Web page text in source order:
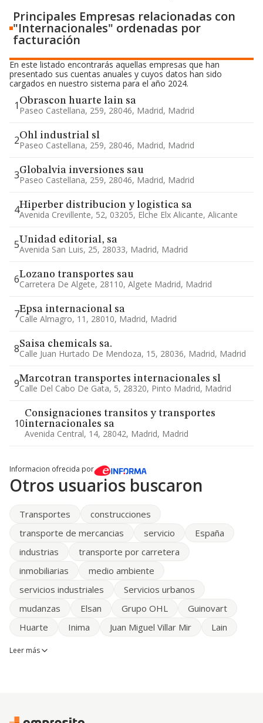
Principales Empresas relacionadas con
"Internacionales" ordenadas por
facturación
En este listado encontrarás aquellas empresas que han
presentado sus cuentas anuales y cuyos datos han sido
cargados en nuestro sistema para el año 2024.
1 Obrascon huarte lain sa
Paseo Castellana, 259, 28046, Madrid, Madrid
2Ohl industrial sl
Paseo Castellana, 259, 28046, Madrid, Madrid
3Globalvia inversiones sau
Paseo Castellana, 259, 28046, Madrid, Madrid
4Hiperber distribucion y logistica sa
Avenida Crevillente, 52, 03205, Elche Elx Alicante, Alicante
5Unidad editorial, sa
Avenida San Luis, 25, 28033, Madrid, Madrid
6Lozano transportes sau
Carretera De Algete, 28110, Algete Madrid, Madrid
7Epsa internacional sa
Calle Almagro, 11, 28010, Madrid, Madrid
8Saisa chemicals sa.
Calle Juan Hurtado De Mendoza, 15, 28036, Madrid, Madrid
9Marcotran transportes internacionales sl
Calle Del Cabo De Gata, 5, 28320, Pinto Madrid, Madrid
10
Consignaciones transitos y transportes
internacionales sa
Avenida Central, 14, 28042, Madrid, Madrid
Informacion ofrecida por
Otros usuarios buscaron
Transportes
construcciones
transporte de mercancias
servicio
España
industrias
transporte por carretera
inmobiliarias
medio ambiente
servicios industriales
Servicios urbanos
mudanzas
Elsan Grupo OHL
Guinovart
Huarte
Inima Juan Miguel Villar Mir Lain
Leer más